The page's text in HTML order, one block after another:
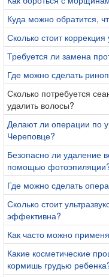
Куда можно обратится,
Сколько стоит
Требуется ли замена
Где можно сделать
Сколько потребуется
удалить волосы?
Делают ли операции по
Череповце?
Безопасно ли удаление
помощью
Где можно сделать
Сколько стоит
эффективна?
Как часто можно
Какие косметические
кормишь грудью